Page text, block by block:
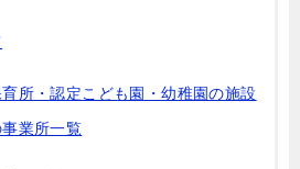
所・認定こども園・幼稚園の施設
業所一覧